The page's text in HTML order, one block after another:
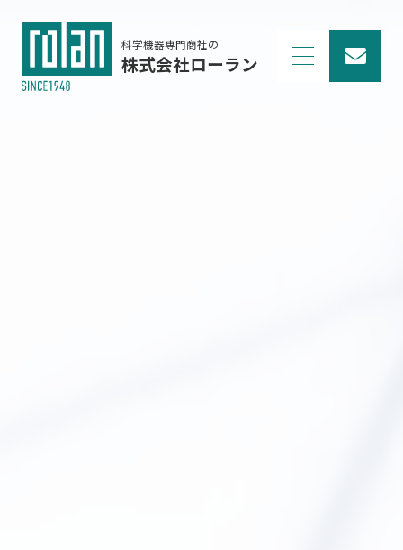
科学機器専門商社の
株式会社ローラン